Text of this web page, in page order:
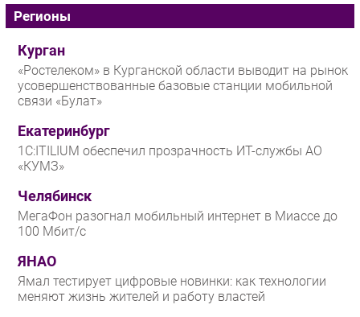
Регионы
Курган
«Ростелеком» в Курганской области выводит на рынок
усовершенствованные базовые станции мобильной
связи «Булат»
Екатеринбург
1С:ITILIUM обеспечил прозрачность ИТ-службы АО
«КУМЗ»
Челябинск
МегаФон разогнал мобильный интернет в Миассе до
100 Мбит/с
ЯНАО
Ямал тестирует цифровые новинки: как технологии
меняют жизнь жителей и работу властей